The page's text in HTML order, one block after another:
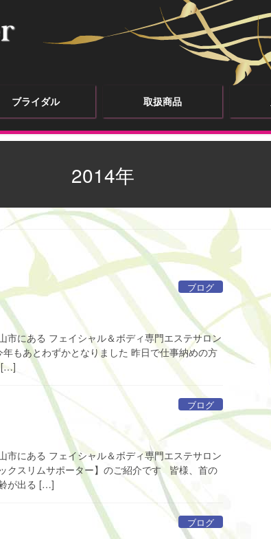
ブライダル 取扱商品
2014年
ブログ
市にある フェイシャル＆ボディ専門エステサロン
もあとわずかとなりました 昨日で仕事納めの方
[…]
ブログ
市にある フェイシャル＆ボディ専門エステサロン
クスリムサポーター】のご紹介です 皆様、首の
が出る […]
ブログ